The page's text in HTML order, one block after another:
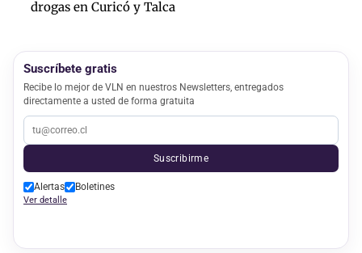
drogas en Curicó y Talca
Suscríbete gratis
Recibe lo mejor de VLN en nuestros Newsletters, entregados
directamente a usted de forma gratuita
Suscribirme
Alertas Boletines
Ver detalle